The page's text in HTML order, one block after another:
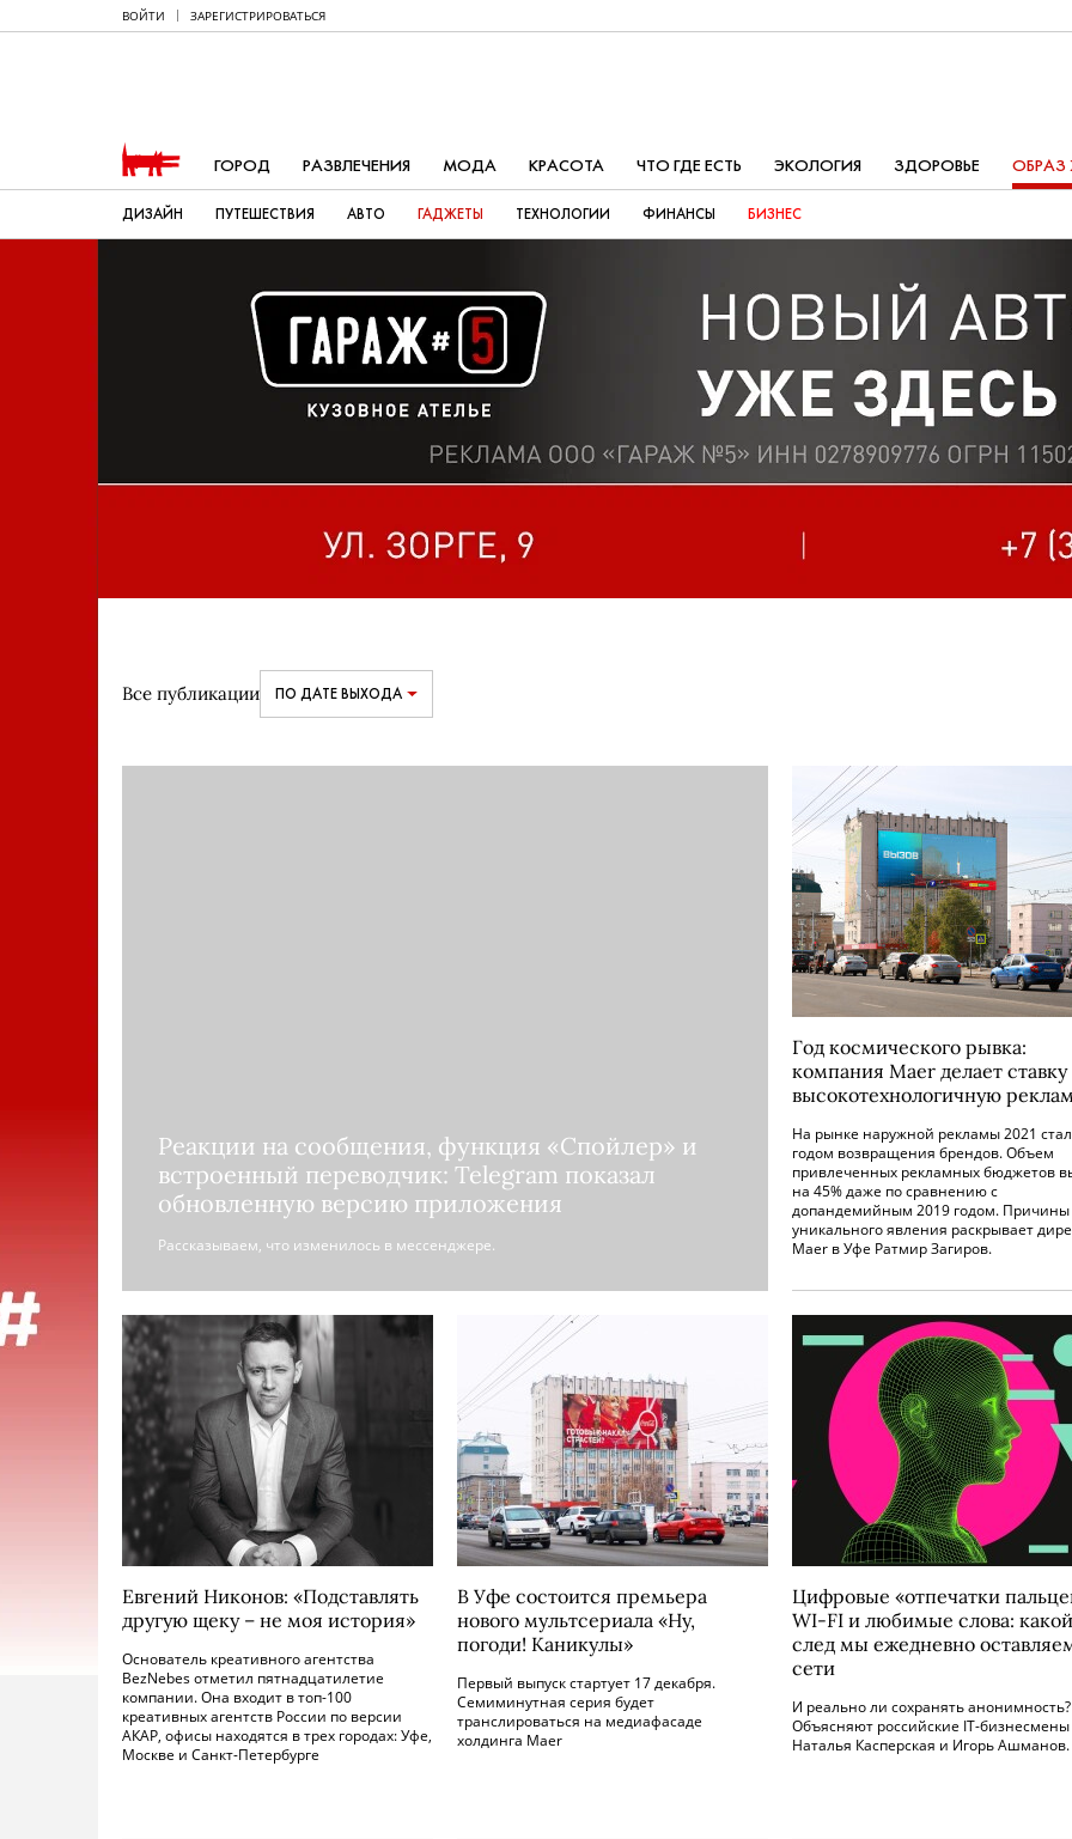
ВОЙТИ ЗАРЕГИСТРИРОВАТЬСЯ
ГОРОД РАЗВЛЕЧЕНИЯ МОДА КРАСОТА ЧТО ГДЕ ЕСТЬ ЭКОЛОГИЯ ЗДОРОВЬЕ
ДИЗАЙН ПУТЕШЕСТВИЯ АВТО ГАДЖЕТЫ ТЕХНОЛОГИИ ФИНАНСЫ БИЗНЕС
Все публикации ПО ДАТЕ ВЫХОДА
Реакции на сообщения, функция «Спойлер» и
встроенный переводчик: Telegram показал
обновленную версию приложения
Рассказываем, что изменилось в мессенджере.
Год космического рывка:
компания Maer делает ставку
высокотехнологичную
На рынке наружной рекламы 2021 стал
годом возвращения брендов. Объем
привлеченных рекламных бюджетов
на 45% даже по сравнению с
допандемийным 2019 годом. Причины
уникального явления раскрывает
Maer в Уфе Ратмир Загиров.
Евгений Никонов: «Подставлять
другую щеку – не моя история»
Основатель креативного агентства
BezNebes отметил пятнадцатилетие
компании. Она входит в топ-100
креативных агентств России по версии
АКАР, офисы находятся в трех городах: Уфе,
Москве и Санкт-Петербурге
В Уфе состоится премьера
нового мультсериала «Ну,
погоди! Каникулы»
Первый выпуск стартует 17 декабря.
Семиминутная серия будет
транслироваться на медиафасаде
холдинга Maer
Цифровые «отпечатки
WI-FI и любимые слова: какой
след мы ежедневно
сети
И реально ли сохранять анонимность?
Объясняют российские IT-бизнесмены
Наталья Касперская и Игорь Ашманов.